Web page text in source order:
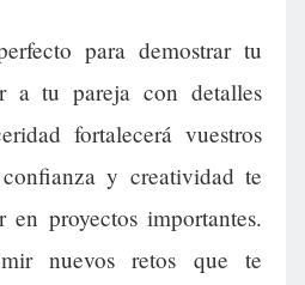
para demostrar tu
a tu pareja con detalles
fortalecerá vuestros
y creatividad te
en proyectos importantes.
nuevos retos que te